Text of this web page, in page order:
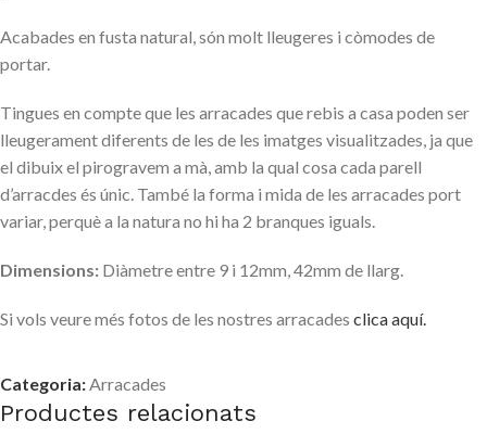
Acabades en fusta natural, són molt lleugeres i còmodes de
portar.
Tingues en compte que les arracades que rebis a casa poden ser
lleugerament diferents de les de les imatges visualitzades, ja que
el dibuix el pirogravem a mà, amb la qual cosa cada parell
d’arracdes és únic. També la forma i mida de les arracades port
variar, perquè a la natura no hi ha 2 branques iguals.
Dimensions: Diàmetre entre 9 i 12mm, 42mm de llarg.
Si vols veure més fotos de les nostres arracades clica aquí.
Categoria:Arracades
Productes relacionats